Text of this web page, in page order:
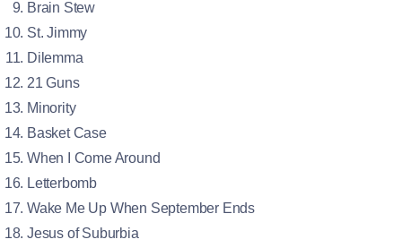
Brain Stew
St. Jimmy
Dilemma
21 Guns
Minority
Basket Case
When I Come Around
Letterbomb
Wake Me Up When September Ends
Jesus of Suburbia